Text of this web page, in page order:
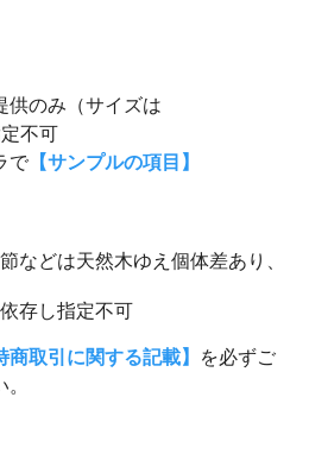
供のみ（サイズは
不可
で 【サンプルの項目】
などは天然木ゆえ個体差あり、
存し指定不可
商取引に関する記載】
を必ずご